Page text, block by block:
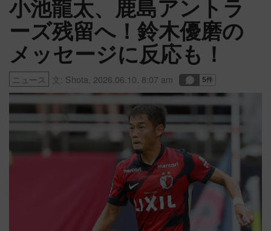
小池龍太、鹿島アントラ
ーズ残留へ！鈴木優磨の
メッセージに反応も！
ニュース 文: Shota 2026.06.10. 8:07 am